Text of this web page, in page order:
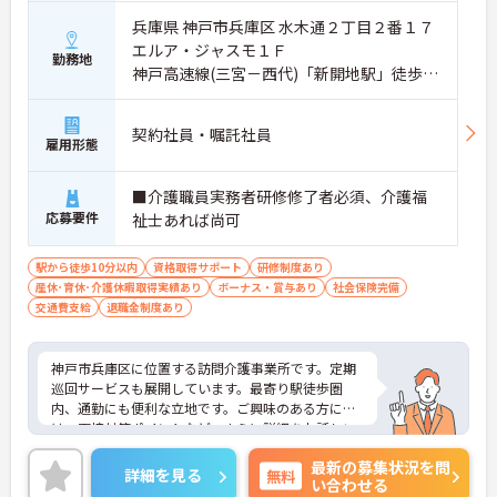
勤務地
兵庫県 神戸市兵庫区 水木通２丁目２番１７
エルア・ジャスモ１Ｆ
神戸高速線(三宮－西代)「新開地駅」徒歩5
分
雇用形態 契約社員・嘱託社員
応募要件
■介護職員実務者研修修了者必須、介護福
祉士あれば尚可
駅から徒歩10分以内 資格取得サポート
研修制度あり
産休･育休･介護休暇取得実績あり
ボーナス・賞与あり
社会保険完備
交通費支給
退職金制度あり
神戸市兵庫区に位置する訪問介護事業所です。定期
巡回サービスも展開しています。最寄り駅徒歩圏
内、通勤にも便利な立地です。ご興味のある方に
は、面接対策ポイントなど、さらに詳細をお話しい
たしますのでお気軽にご相談ください！
詳細を見る 無料
最新の募集状況を問
い合わせる